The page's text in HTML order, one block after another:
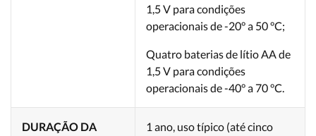
1,5 V para condições
operacionais de -20° a 50 °C;
Quatro baterias de lítio AA de
1,5 V para condições
operacionais de -40° a 70 °C.
DURAÇÃO DA
1 ano, uso típico (até cinco